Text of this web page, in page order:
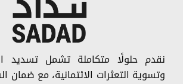
نقدم حلولًا متكاملة تشمل تسديد
وتسوية التعثرات الائتمانية، مع ضمان